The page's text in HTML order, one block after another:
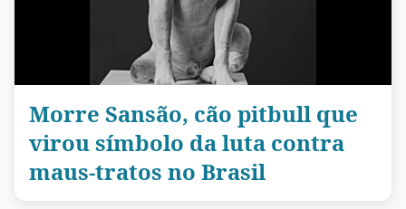
Morre Sansão, cão pitbull que
virou símbolo da luta contra
maus-tratos no Brasil